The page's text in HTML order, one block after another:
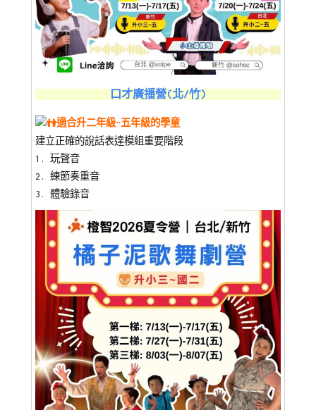
口才廣播營(北/竹)
適合升二年級~五年級的學童
建立正確的說話表達模組重要階段
1. 玩聲音
2. 練節奏重音
3. 體驗錄音